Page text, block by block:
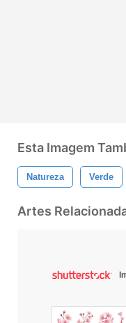
Esta Imagem
Natureza Verde
Artes